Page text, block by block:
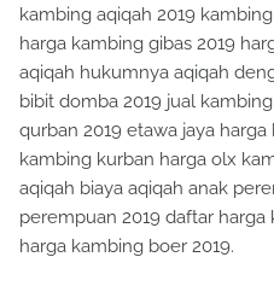
kambing aqiqah 2019
harga kambing gibas 2019
aqiqah hukumnya aqiqah
bibit domba 2019 jual
qurban 2019 etawa jaya
kambing kurban harga olx
aqiqah biaya aqiqah anak
perempuan 2019 daftar harga
harga kambing boer 2019.